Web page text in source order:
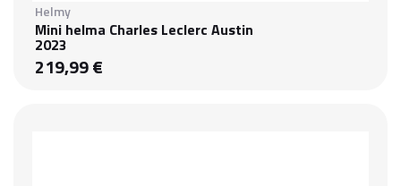
Helmy
Mini helma Charles Leclerc Austin
2023
219,99 €